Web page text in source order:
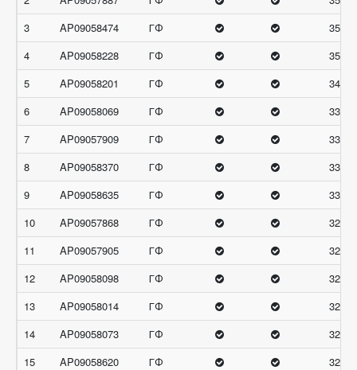
3
AP09058474 ГФ
35.33
4
AP09058228 ГФ
35
5
AP09058201 ГФ
34.33
6
AP09058069 ГФ
33.66
7
AP09057909 ГФ
33.33
8
AP09058370 ГФ
33
9
AP09058635 ГФ
33
10
AP09057868 ГФ
32.67
11
AP09057905 ГФ
32.66
12
AP09058098 ГФ
32.33
13
AP09058014 ГФ
32
14
AP09058073 ГФ
32
15
AP09058620 ГФ
32